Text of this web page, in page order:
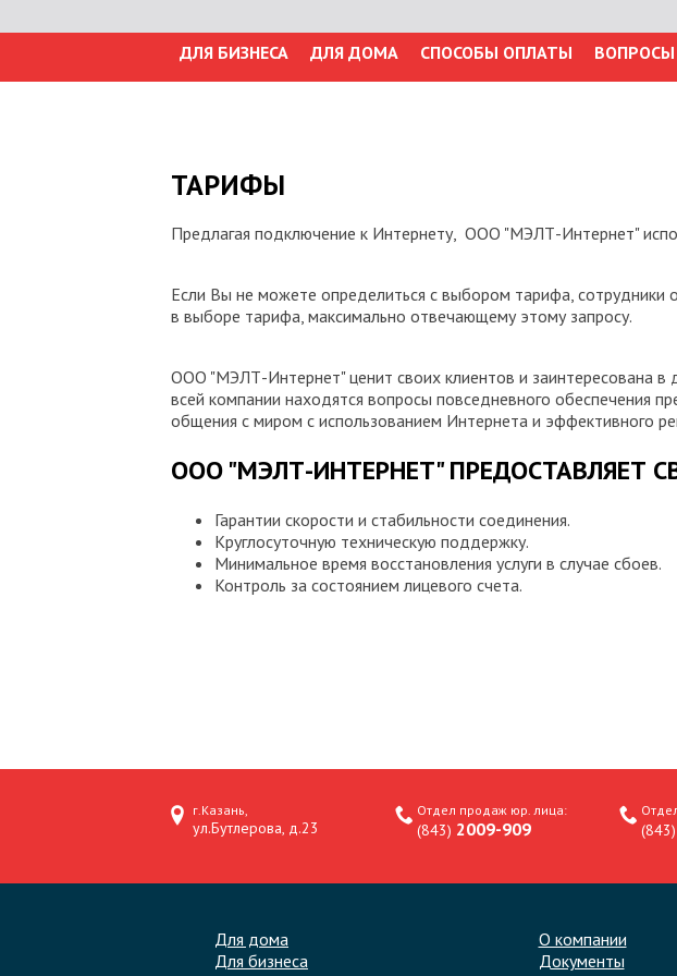
ДЛЯ БИЗНЕСА ДЛЯ ДОМА СПОСОБЫ ОПЛАТЫ
ТАРИФЫ
Предлагая подключение к Интернету, ООО "МЭЛТ-Интернет"
Если Вы не можете определиться с выбором тарифа,
в выборе тарифа, максимально отвечающему этому запросу.
ООО "МЭЛТ-Интернет" ценит своих клиентов и заинтересована в
всей компании находятся вопросы повседневного обеспечения
общения с миром с использованием Интернета и эффективного
ООО "МЭЛТ-ИНТЕРНЕТ" ПРЕДОСТАВЛЯЕТ
Гарантии скорости и стабильности соединения.
Круглосуточную техническую поддержку.
Минимальное время восстановления услуги в случае сбоев.
Контроль за состоянием лицевого счета.
г.Казань,
ул.Бутлерова, д.23
Отдел продаж юр. лица:
(843) 2009-909 (843)
Для дома
О компании
Для бизнеса
Документы